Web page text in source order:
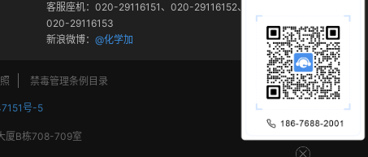
客服座机：020-29116151、020-29116152、
020-29116153
新浪微博： @化学加
禁毒管理条例目录
号-5
厦B栋708-709室